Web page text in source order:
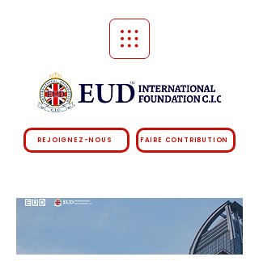
FAIRE CONTRIBUTION
REJOIGNEZ-NOUS